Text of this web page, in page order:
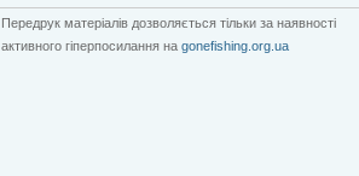
Передрук матеріалів дозволяється тільки за наявності
активного гіперпосилання на gonefishing.org.ua